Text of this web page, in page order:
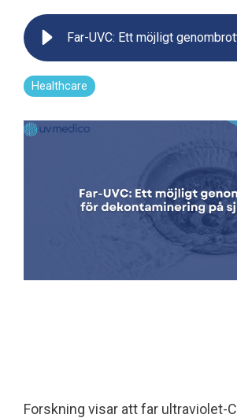
Vertex 222
UV222 Pendant
Healthcare
Forskning visar att far ultraviolet-C